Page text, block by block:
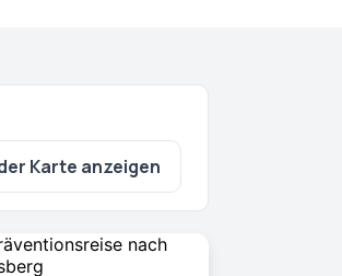
Karte anzeigen